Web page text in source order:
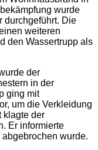
wurde
durchgeführt. Die
weiteren
den Wassertrupp als
der
in der
ging mit
um die Verkleidung
klagte der
Er informierte
wurde.